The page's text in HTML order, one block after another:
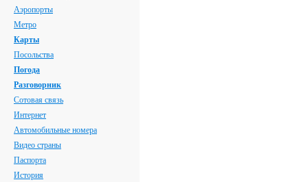
Аэропорты
Метро
Карты
Посольства
Погода
Разговорник
Сотовая связь
Интернет
Автомобильные номера
Видео страны
Паспорта
История